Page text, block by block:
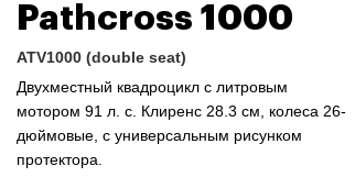
Pathcross 1000
ATV1000 (double seat)
Двухместный квадроцикл с литровым
мотором 91 л. с. Клиренс 28.3 см, колеса 26-
дюймовые, с универсальным рисунком
протектора.